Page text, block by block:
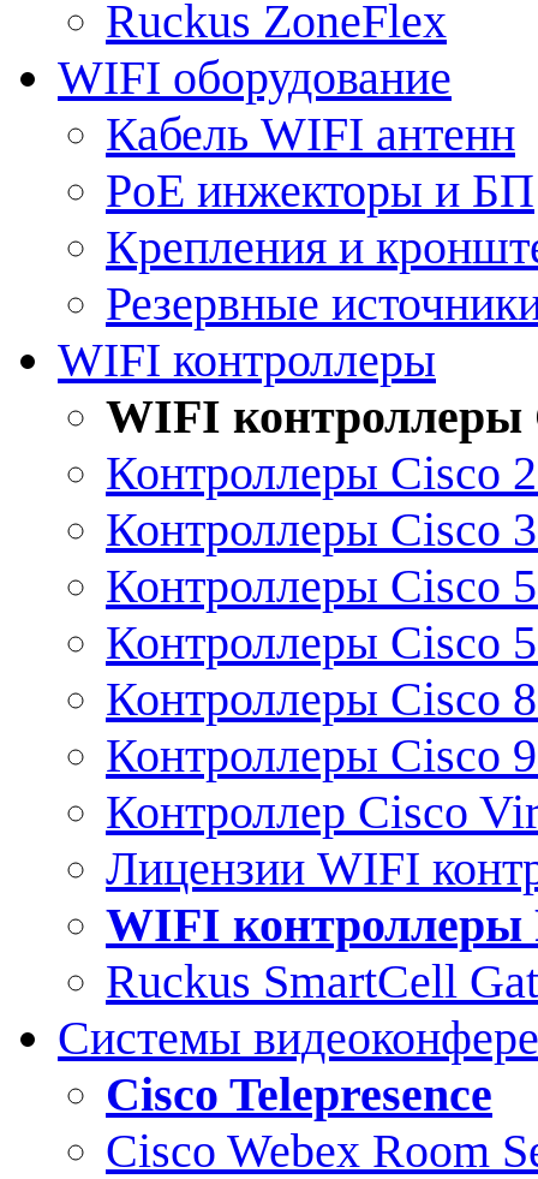
Ruckus ZoneFlex
WIFI оборудование
Кабель WIFI антенн
PoE инжекторы и БП
Крепления и
Резервные
WIFI контроллеры
WIFI контроллеры
Контроллеры Cisco
Контроллеры Cisco
Контроллеры Cisco
Контроллеры Cisco
Контроллеры Cisco
Контроллеры Cisco
Контроллер Cisco
Лицензии WIFI
WIFI контроллеры
Ruckus SmartCell
Системы
Cisco Telepresence
Cisco Webex Room